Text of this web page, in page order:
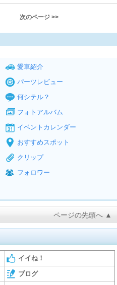
次のページ >>
愛車紹介
パーツレビュー
何シテル？
フォトアルバム
イベントカレンダー
おすすめスポット
クリップ
フォロワー
ページの先頭へ ▲
イイね！
ブログ